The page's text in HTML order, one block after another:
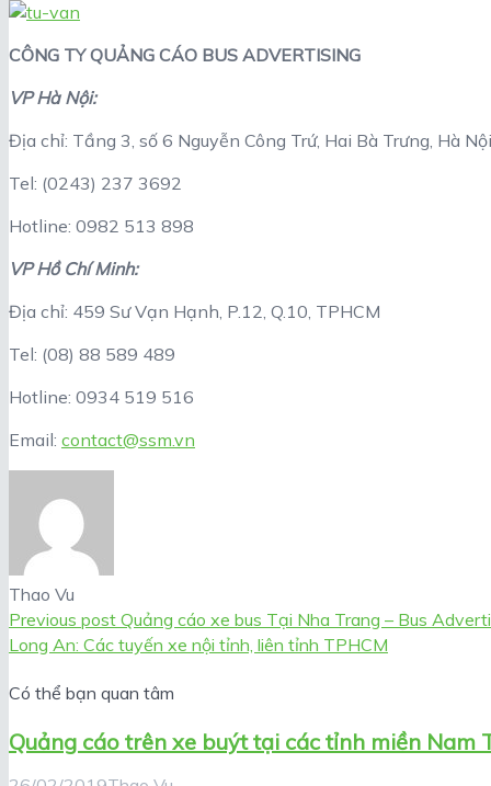
CÔNG TY QUẢNG CÁO BUS ADVERTISING
VP Hà Nội:
Địa chỉ: Tầng 3, số 6 Nguyễn Công Trứ, Hai Bà Trưng, Hà Nội
Tel: (0243) 237 3692
Hotline: 0982 513 898
VP Hồ Chí Minh:
Địa chỉ: 459 Sư Vạn Hạnh, P.12, Q.10, TPHCM
Tel: (08) 88 589 489
Hotline: 0934 519 516
Email: contact@ssm.vn
Thao Vu
Previous post Quảng cáo xe bus Tại Nha Trang – Bus
Long An: Các tuyến xe nội tỉnh, liên tỉnh TPHCM
Có thể bạn quan tâm
Quảng cáo trên xe buýt tại các tỉnh miền Nam